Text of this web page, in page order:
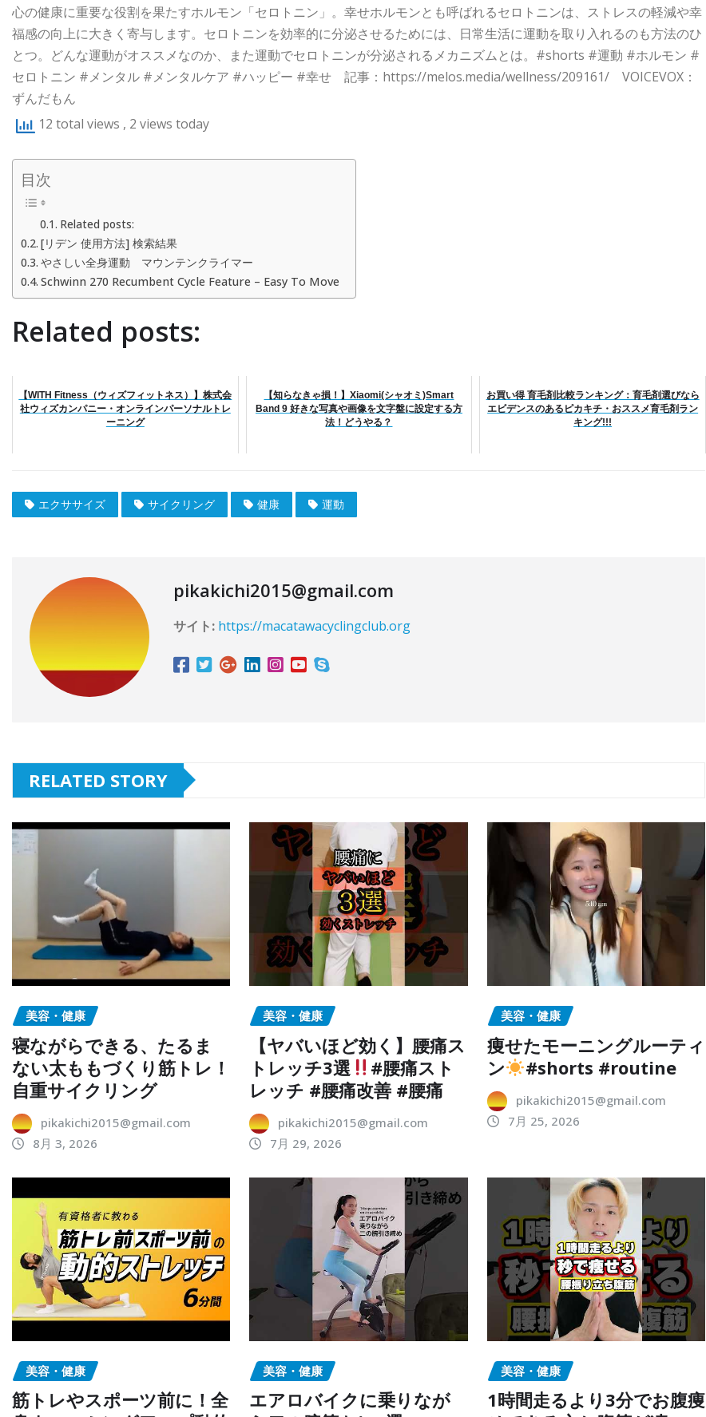
心の健康に重要な役割を果たすホルモン「セロトニン」。幸せホルモンとも呼ばれるセロトニンは、ストレスの軽減や幸
福感の向上に大きく寄与します。セロトニンを効率的に分泌させるためには、日常生活に運動を取り入れるのも方法のひ
とつ。どんな運動がオススメなのか、また運動でセロトニンが分泌されるメカニズムとは。#shorts #運動 #ホルモン #
セロトニン #メンタル #メンタルケア #ハッピー #幸せ 記事：https://melos.media/wellness/209161/ VOICEVOX：
ずんだもん
12 total views , 2 views today
目次
Related posts:
[リデン 使用方法] 検索結果
やさしい全身運動 マウンテンクライマー
Schwinn 270 Recumbent Cycle Feature – Easy To Move
Related posts:
【WITH Fitness（ウィズフィットネス）】株式会
社ウィズカンパニー・オンラインパーソナルトレ
ーニング
【知らなきゃ損！】Xiaomi(シャオミ)Smart
Band 9 好きな写真や画像を文字盤に設定する方
法！どうやる？
お買い得 育毛剤比較ランキング：育毛剤選びなら
エビデンスのあるピカキチ・おススメ育毛剤ラン
キング!!!
エクササイズ サイクリング 健康 運動
pikakichi2015@gmail.com
サイト: https://macatawacyclingclub.org
RELATED STORY
美容・健康
寝ながらできる、たるま
ない太ももづくり筋トレ！
自重サイクリング
pikakichi2015@gmail.com
8月 3, 2026
美容・健康
【ヤバいほど効く】腰痛ス
トレッチ3選
#腰痛スト
レッチ #腰痛改善 #腰痛
pikakichi2015@gmail.com
7月 29, 2026
美容・健康
痩せたモーニングルーティ
ン
#shorts #routine
pikakichi2015@gmail.com
7月 25, 2026
美容・健康
筋トレやスポーツ前に！全
美容・健康
エアロバイクに乗りなが
美容・健康
1時間走るより3分でお腹痩